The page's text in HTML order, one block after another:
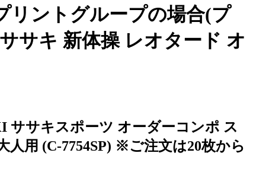
リントグループの場合(プ
サキ 新体操 レオタード オ
ササキスポーツ オーダーコンポ ス
用 (C-7754SP) ※ご注文は20枚から